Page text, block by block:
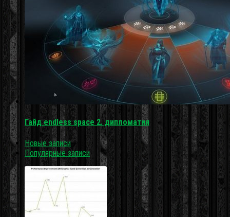
Гайд endless space 2. дипломатия
Новые записи
Популярные записи